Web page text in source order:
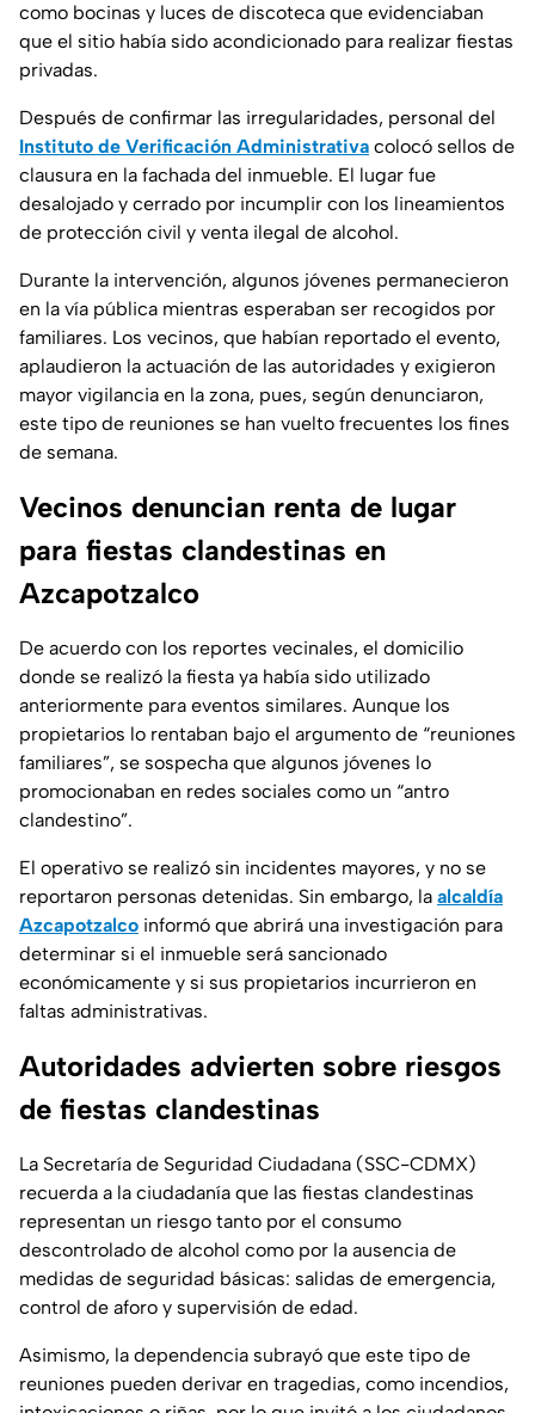
como bocinas y luces de discoteca que evidenciaban
que el sitio había sido acondicionado para realizar fiestas
privadas.
Después de confirmar las irregularidades, personal del
Instituto de Verificación Administrativa colocó sellos de
clausura en la fachada del inmueble. El lugar fue
desalojado y cerrado por incumplir con los lineamientos
de protección civil y venta ilegal de alcohol.
Durante la intervención, algunos jóvenes permanecieron
en la vía pública mientras esperaban ser recogidos por
familiares. Los vecinos, que habían reportado el evento,
aplaudieron la actuación de las autoridades y exigieron
mayor vigilancia en la zona, pues, según denunciaron,
este tipo de reuniones se han vuelto frecuentes los fines
de semana.
Vecinos denuncian renta de lugar
para fiestas clandestinas en
Azcapotzalco
De acuerdo con los reportes vecinales, el domicilio
donde se realizó la fiesta ya había sido utilizado
anteriormente para eventos similares. Aunque los
propietarios lo rentaban bajo el argumento de “reuniones
familiares”, se sospecha que algunos jóvenes lo
promocionaban en redes sociales como un “antro
clandestino”.
El operativo se realizó sin incidentes mayores, y no se
reportaron personas detenidas. Sin embargo, la alcaldía
Azcapotzalco informó que abrirá una investigación para
determinar si el inmueble será sancionado
económicamente y si sus propietarios incurrieron en
faltas administrativas.
Autoridades advierten sobre riesgos
de fiestas clandestinas
La Secretaría de Seguridad Ciudadana (SSC-CDMX)
recuerda a la ciudadanía que las fiestas clandestinas
representan un riesgo tanto por el consumo
descontrolado de alcohol como por la ausencia de
medidas de seguridad básicas: salidas de emergencia,
control de aforo y supervisión de edad.
Asimismo, la dependencia subrayó que este tipo de
reuniones pueden derivar en tragedias, como incendios,